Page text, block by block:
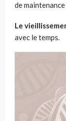
de maintenance
Le
avec le temps.